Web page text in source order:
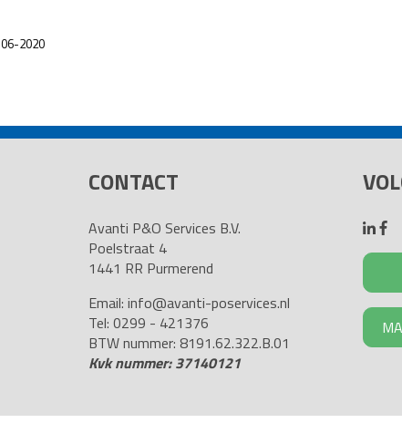
2020
CONTACT
Avanti P&O Services B.V.
Poelstraat 4
1441 RR Purmerend
Email: info@avanti-poservices.nl
Tel: 0299 - 421376
BTW nummer: 8191.62.322.B.01
Kvk nummer: 37140121